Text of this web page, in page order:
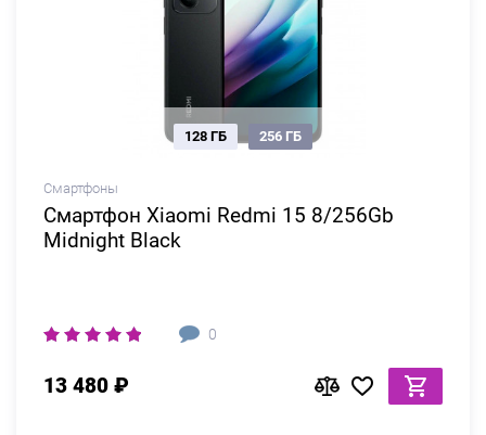
Смартфоны
Смартфон Xiaomi Redmi 15 8/256Gb
Midnight Black
0
128 ГБ 256 ГБ
13 480 ₽